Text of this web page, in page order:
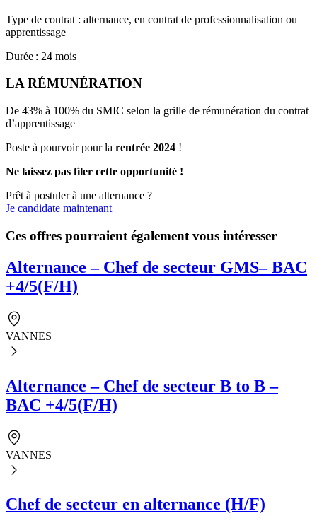
Type de contrat : alternance, en contrat de professionnalisation ou
apprentissage
Durée : 24 mois
LA RÉMUNÉRATION
De 43% à 100% du SMIC selon la grille de rémunération du contrat
d’apprentissage
Poste à pourvoir pour la rentrée 2024 !
Ne laissez pas filer cette opportunité !
Prêt à postuler à une alternance ?
Je candidate maintenant
Ces offres pourraient également vous intéresser
Alternance – Chef de secteur GMS– BAC
+4/5(F/H)
VANNES
Alternance – Chef de secteur B to B –
BAC +4/5(F/H)
VANNES
Chef de secteur en alternance (H/F)